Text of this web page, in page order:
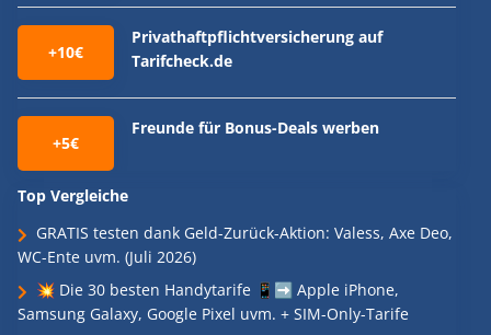
+10€
Privathaftpflichtversicherung auf
Tarifcheck.de
+5€
Freunde für Bonus-Deals werben
Top Vergleiche
GRATIS testen dank Geld-Zurück-Aktion: Valess, Axe Deo,
WC-Ente uvm. (Juli 2026)
💥 Die 30 besten Handytarife 📱➡️ Apple iPhone,
Samsung Galaxy, Google Pixel uvm. + SIM-Only-Tarife